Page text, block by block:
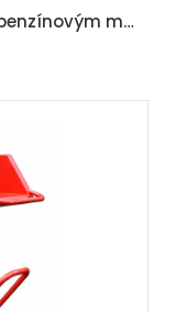
GTS 1300 G - drvič konárov s benzínovým motorom